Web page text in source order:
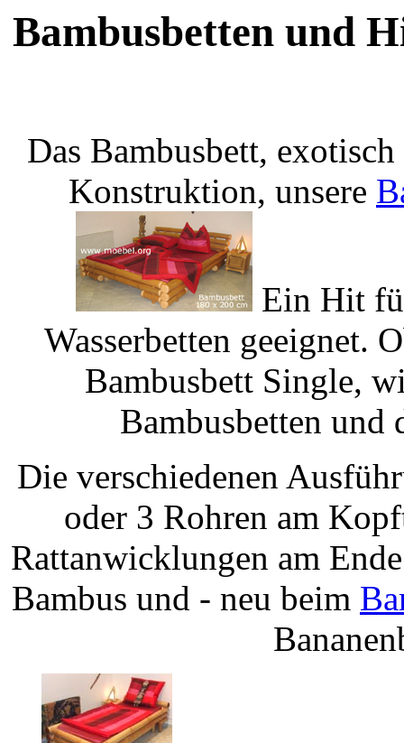
Bambusbetten und
Das Bambusbett,
Konstruktion, unsere
Ein Hit
Wasserbetten geeignet.
Bambusbett Single,
Bambusbetten und
Die verschiedenen
oder 3 Rohren am
Rattanwicklungen am
Bambus und - neu beim